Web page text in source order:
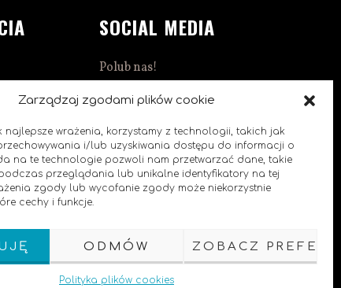
Zarządzaj zgodami plików cookie
najlepsze wrażenia, korzystamy z technologii, takich jak
i/lub uzyskiwania dostępu do informacji o
na te technologie pozwoli nam przetwarzać dane, takie
przeglądania lub unikalne identyfikatory na tej
zgody lub wycofanie zgody może niekorzystnie
cechy i funkcje.
ODMÓW ZOBACZ
Polityka plików cookies
SOCIAL MEDIA
Polub nas!